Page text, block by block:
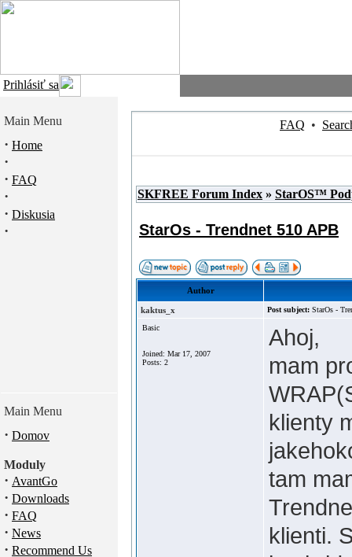
Prihlásiť sa
Main Menu
· Home
·
· FAQ
·
· Diskusia
·
Main Menu
· Domov
Moduly
· AvantGo
· Downloads
· FAQ
· News
· Recommend Us
FAQ •
SKFREE Forum Index » StarOS™
StarOs - Trendnet 510 APB
Author
kaktus_x Post subject: StarOs -
Basic
Joined: Mar 17, 2007
Posts: 2
Ahoj,
mam
klienty
tam
klienti.